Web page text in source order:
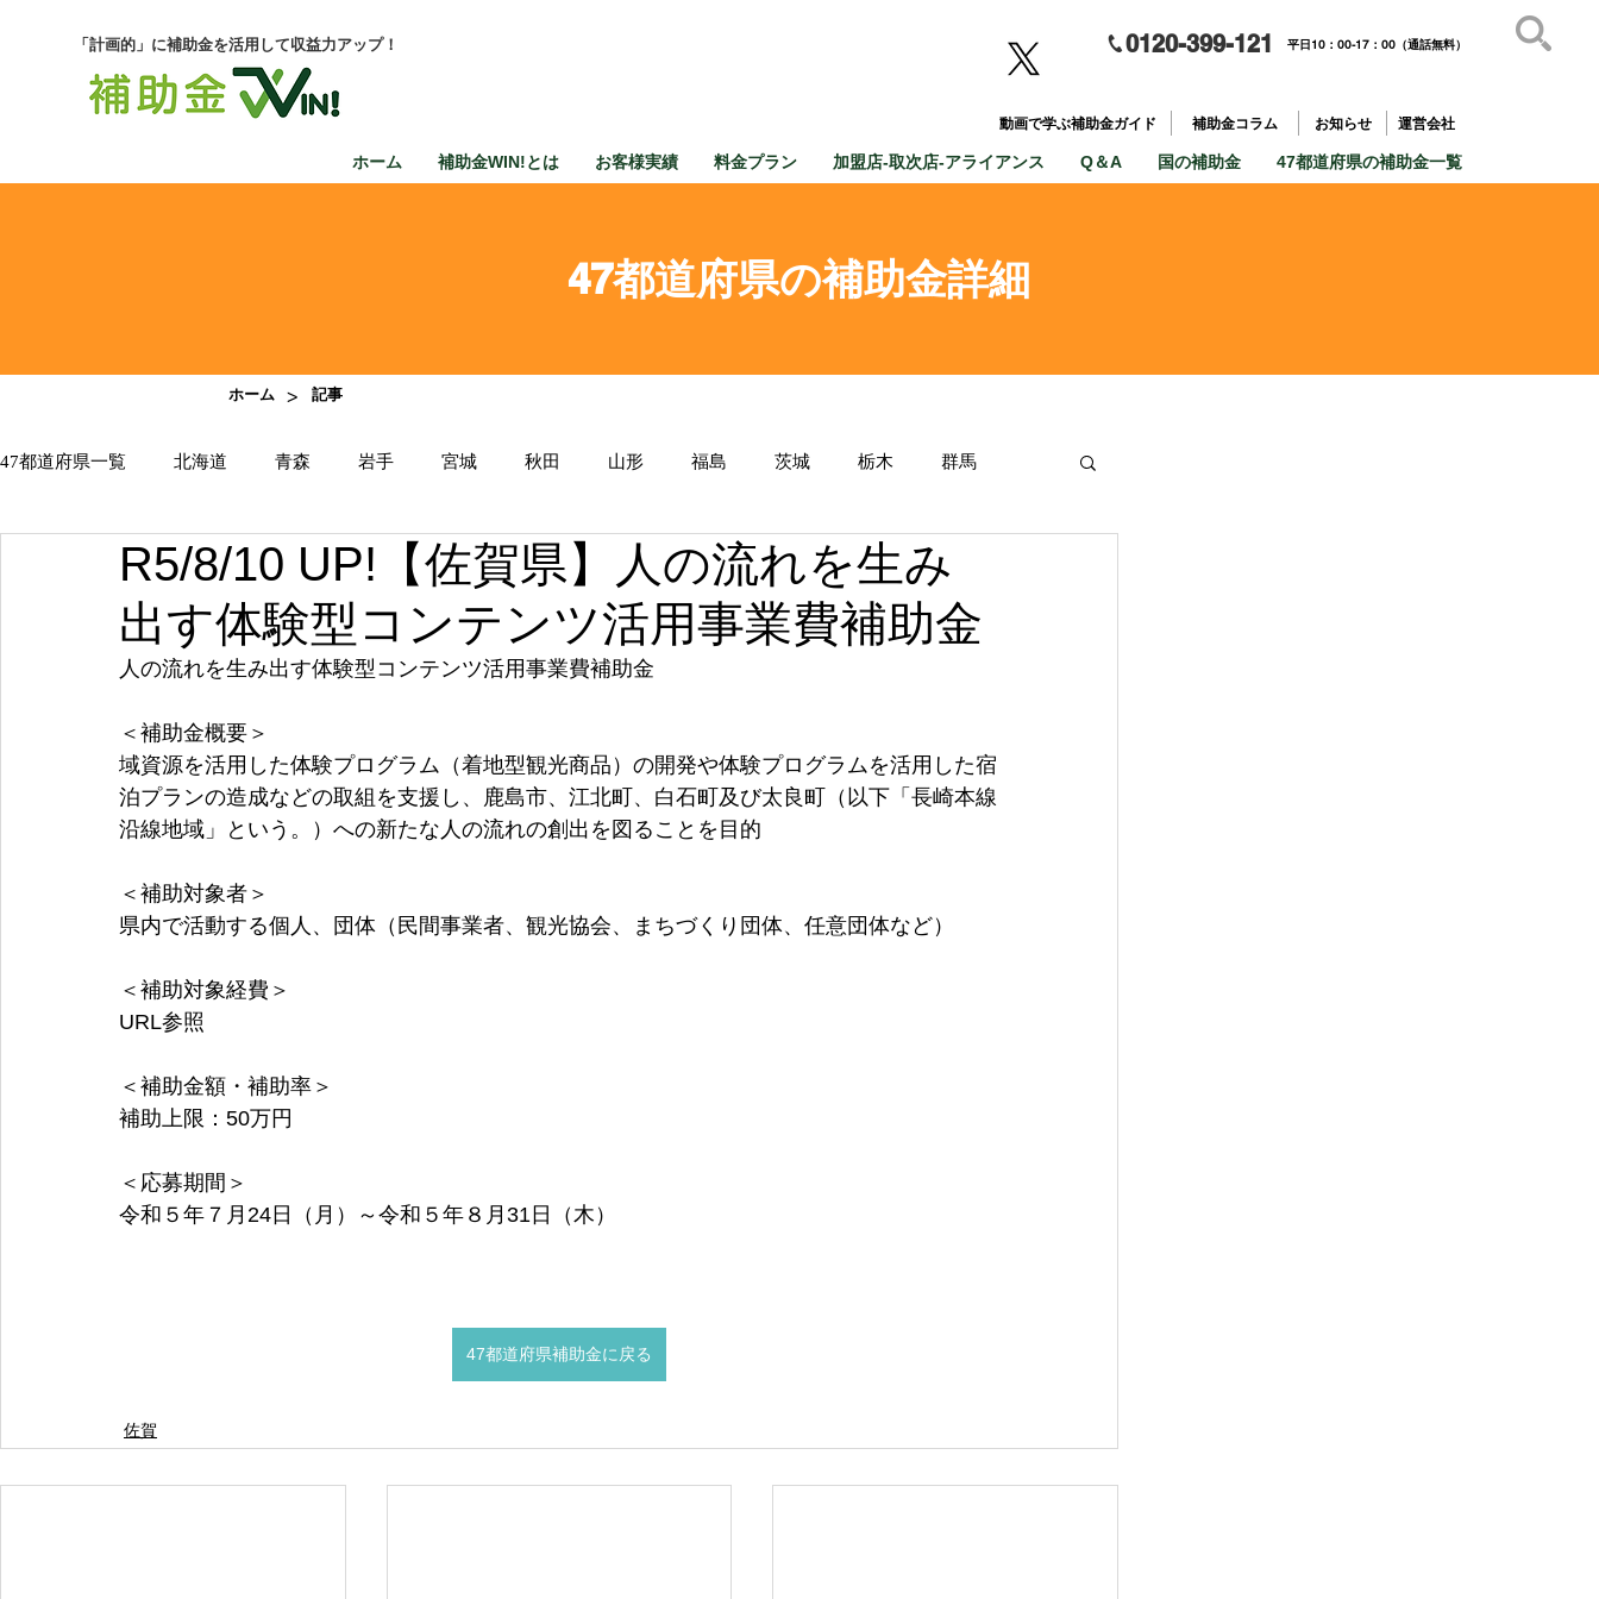
「計画的」に補助金を活用して収益力アップ！ 0120-399-121 平日10：00-17：00（通話無料）
動画で学ぶ補助金ガイド 補助金コラム お知らせ 運営会社
ホーム 補助金WIN!とは お客様実績 料金プラン 加盟店-取次店-アライアンス Q＆A 国の補助金 47都道府県の補助金一覧
47都道府県の補助金詳細
ホーム > 記事
47都道府県一覧 北海道 青森 岩手 宮城 秋田 山形 福島 茨城 栃木 群馬
千葉 東京 神奈川 新潟 富山 石川 福井 山梨 長野 岐阜
三重 滋賀 京都 兵庫 奈良 和歌山
R5/8/10 UP!【佐賀県】人の流れを生み
出す体験型コンテンツ活用事業費補助金
人の流れを生み出す体験型コンテンツ活用事業費補助金
＜補助金概要＞
域資源を活用した体験プログラム（着地型観光商品）の開発や体験プログラムを活用した宿
泊プランの造成などの取組を支援し、鹿島市、江北町、白石町及び太良町（以下「長崎本線
沿線地域」という。）への新たな人の流れの創出を図ることを目的
＜補助対象者＞
県内で活動する個人、団体（民間事業者、観光協会、まちづくり団体、任意団体など）
＜補助対象経費＞
URL参照
＜補助金額・補助率＞
補助上限：50万円
＜応募期間＞
令和５年７月24日（月）～令和５年８月31日（木）
47都道府県補助金に戻る
佐賀